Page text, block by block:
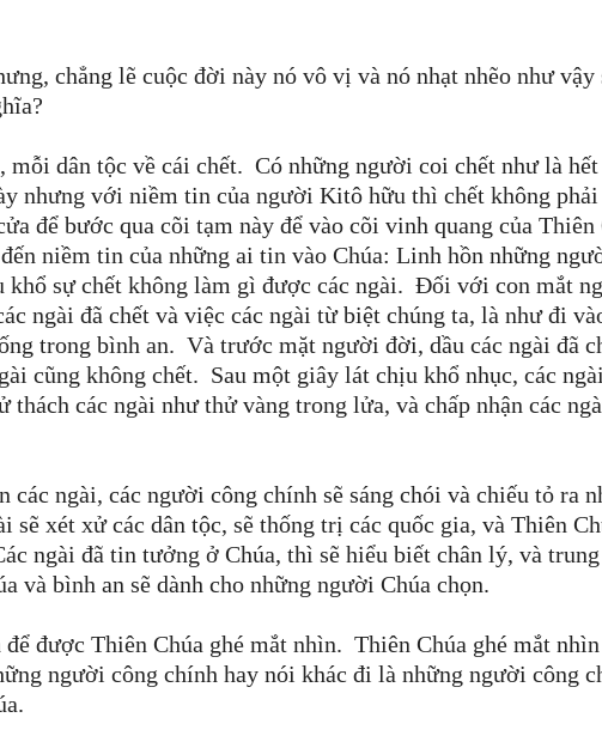
chẳng lẽ cuộc đời này nó vô vị và nó nhạt nhẽo như vậy
mỗi dân tộc về cái chết. Có những người coi chết như là
nhưng với niềm tin của người Kitô hữu thì chết không phải
để bước qua cõi tạm này để vào cõi vinh quang của Thiên
niềm tin của những ai tin vào Chúa: Linh hồn những
khổ sự chết không làm gì được các ngài. Đối với con mắt
ngài đã chết và việc các ngài từ biệt chúng ta, là như đi
trong bình an. Và trước mặt người đời, dầu các ngài đã
cũng không chết. Sau một giây lát chịu khổ nhục, các
các ngài như thử vàng trong lửa, và chấp nhận các
các ngài, các người công chính sẽ sáng chói và chiếu tỏ ra
sẽ xét xử các dân tộc, sẽ thống trị các quốc gia, và Thiên
ngài đã tin tưởng ở Chúa, thì sẽ hiểu biết chân lý, và
và bình an sẽ dành cho những người Chúa chọn.
được Thiên Chúa ghé mắt nhìn. Thiên Chúa ghé mắt
người công chính hay nói khác đi là những người công